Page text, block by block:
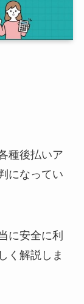
種後払いア
になってい
に安全に利
く解説しま